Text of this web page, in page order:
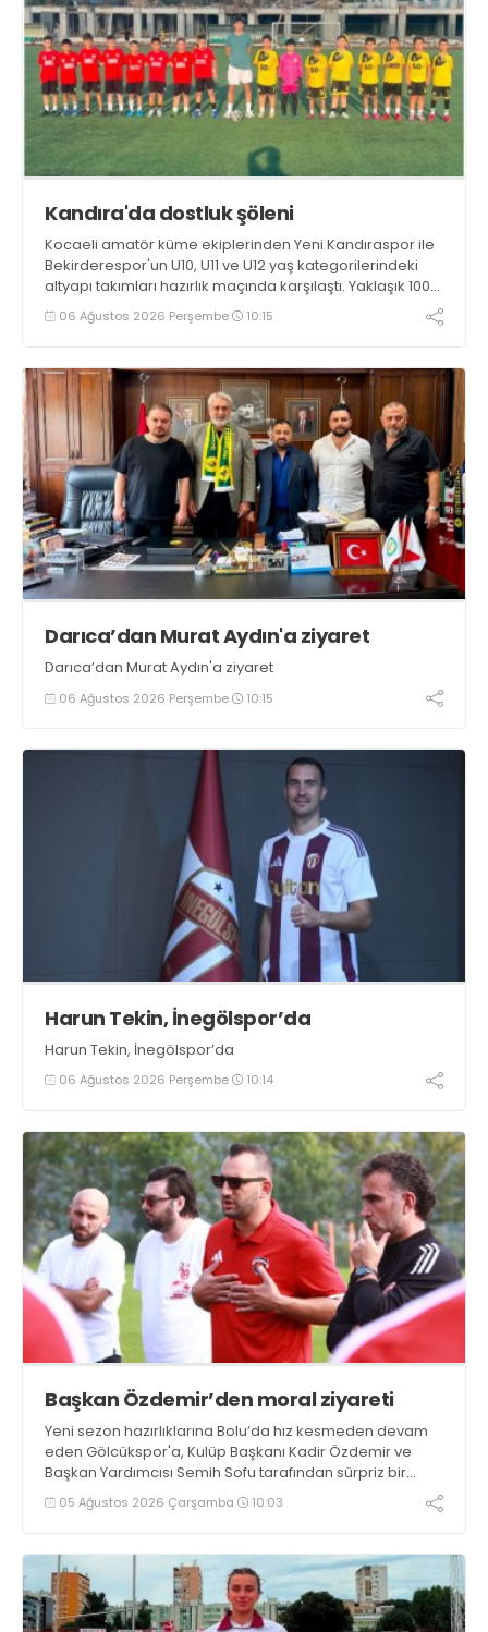
Kandıra'da dostluk şöleni
Kocaeli amatör küme ekiplerinden Yeni Kandıraspor ile
Bekirderespor'un U10, U11 ve U12 yaş kategorilerindeki
altyapı takımları hazırlık maçında karşılaştı. Yaklaşık 100
genç futbolcunun ter döktüğü maçların ardından
sporculara Kandıra'nın yöresel lezzeti mancarlı pide ve
06 Ağustos 2026 Perşembe 10:15
Darıca’dan Murat Aydın'a ziyaret
Darıca’dan Murat Aydın'a ziyaret
06 Ağustos 2026 Perşembe 10:15
Harun Tekin, İnegölspor’da
Harun Tekin, İnegölspor’da
06 Ağustos 2026 Perşembe 10:14
Başkan Özdemir’den moral ziyareti
Yeni sezon hazırlıklarına Bolu’da hız kesmeden devam
eden Gölcükspor'a, Kulüp Başkanı Kadir Özdemir ve
Başkan Yardımcısı Semih Sofu tarafından sürpriz bir
moral ziyareti gerçekleştirildi
05 Ağustos 2026 Çarşamba 10:03